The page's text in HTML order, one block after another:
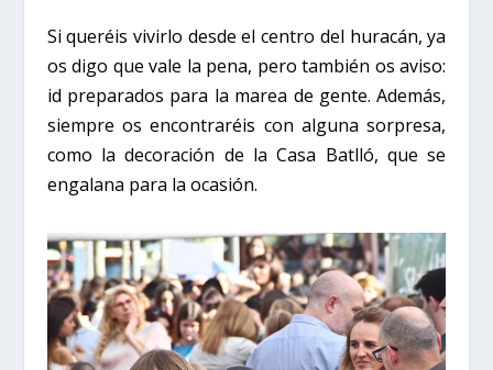
Si queréis vivirlo desde el centro del huracán, ya
os digo que vale la pena, pero también os aviso:
id preparados para la marea de gente. Además,
siempre os encontraréis con alguna sorpresa,
como la decoración de laCasa Batlló, que se
engalana para la ocasión.